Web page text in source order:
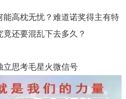
高枕无忧？难道诺奖得主有特
还要混乱下去多久？
立思考毛星火微信号